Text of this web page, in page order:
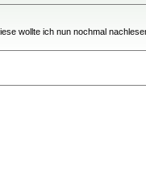
wollte ich nun nochmal